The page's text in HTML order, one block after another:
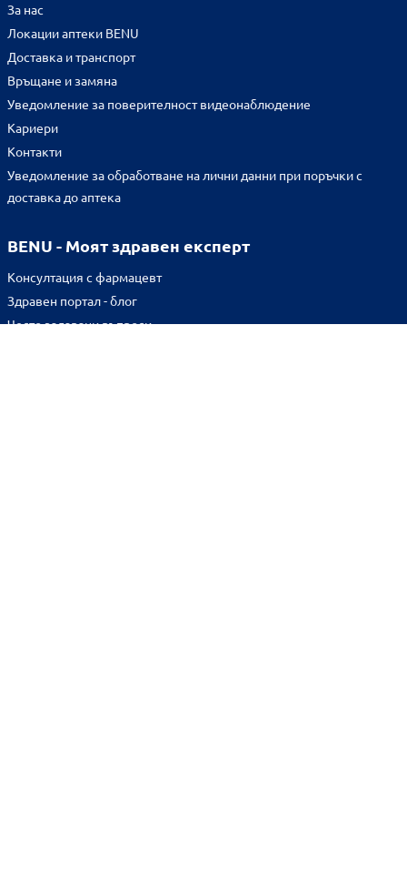
За нас
Локации аптеки BENU
Доставка и транспорт
Връщане и замяна
Уведомление за поверителност видеонаблюдение
Кариери
Контакти
Уведомление за обработване на лични данни при поръчки с
доставка до аптека
BENU - Моят здравен експерт
Консултация с фармацевт
Здравен портал - блог
Често задавани въпроси